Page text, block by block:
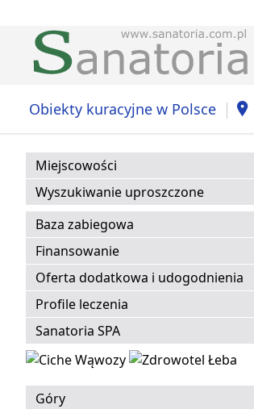
Obiekty kuracyjne w Polsce |
Miejscowości
Wyszukiwanie uproszczone
Baza zabiegowa
Finansowanie
Oferta dodatkowa i udogodnienia
Profile leczenia
Sanatoria SPA
Góry